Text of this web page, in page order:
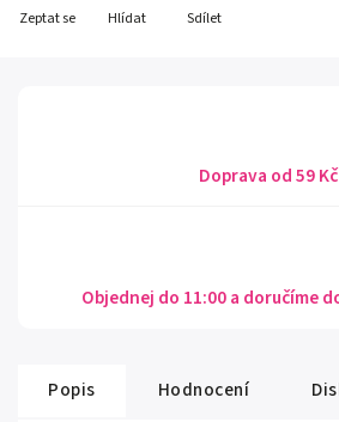
Zeptat se Hlídat Sdílet
Doprava od 59 Kč
Objednej do 11:00 a doručíme
Popis Hodnocení